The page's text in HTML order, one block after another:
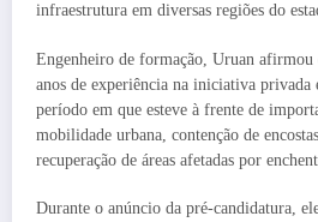
infraestrutura em diversas regiões do
Engenheiro de formação, Uruan afirmou
anos de experiência na iniciativa privada
período em que esteve à frente de
mobilidade urbana, contenção de
recuperação de áreas afetadas por
Durante o anúncio da pré-candidatura,